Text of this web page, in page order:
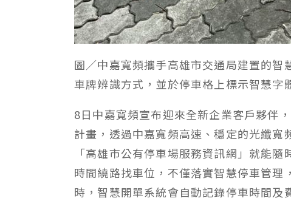
圖／中嘉寬頻攜手高雄市交通局建置的
車牌辨識方式，並於停車格上標示智慧字
8日中嘉寬頻宣布迎來全新企業客戶夥伴
計畫，透過中嘉寬頻高速、穩定的光纖
「高雄市公有停車場服務資訊網」就能
時間繞路找車位，不僅落實智慧停車管
時，智慧開單系統會自動記錄停車時間